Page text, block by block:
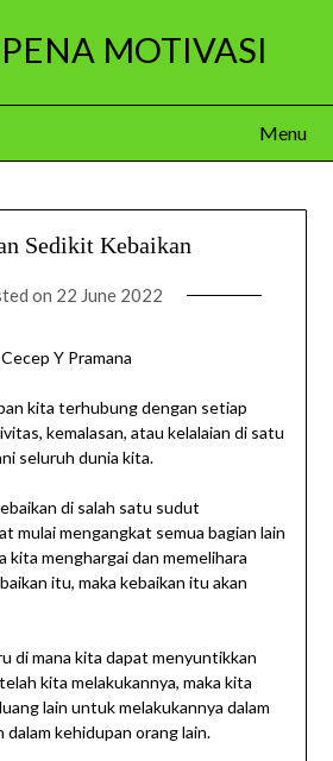
MOTIVASI
Menu
Sedikit Kebaikan
on 22 June 2022
Cecep Y Pramana
kita terhubung dengan setiap
kemalasan, atau kelalaian di satu
seluruh dunia kita.
di salah satu sudut
mulai mengangkat semua bagian lain
kita menghargai dan memelihara
itu, maka kebaikan itu akan
di mana kita dapat menyuntikkan
kita melakukannya, maka kita
lain untuk melakukannya dalam
kehidupan orang lain.